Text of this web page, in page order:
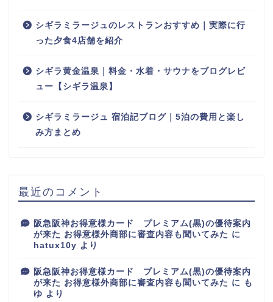
シギラミラージュのレストランおすすめ｜実際に行
った夕食4店舗を紹介
シギラ黄金温泉｜料金・水着・サウナをブログレビ
ュー【シギラ温泉】
シギラミラージュ 宿泊記ブログ｜5泊の費用と楽し
み方まとめ
最近のコメント
阪急阪神お得意様カード プレミアム(黒)の優待案内
が来た お得意様外商部に審査内容も聞いてみた に
hatux10y より
阪急阪神お得意様カード プレミアム(黒)の優待案内
が来た お得意様外商部に審査内容も聞いてみた に も
ゆ より